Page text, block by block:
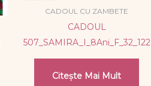
CADOUL CU ZAMBETE
CADOUL
507_SAMIRA_I_8Ani_F_32_122
Citește Mai Mult